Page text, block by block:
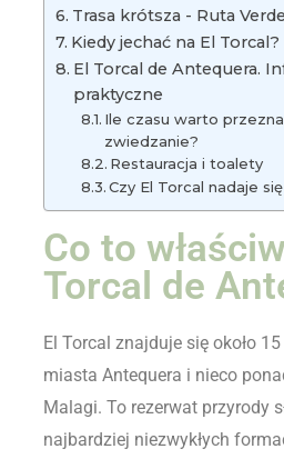
Trasa krótsza - Ruta Verde
Kiedy jechać na El Torcal?
El Torcal de Antequera.
praktyczne
Ile czasu warto
zwiedzanie?
Restauracja i toalety
Czy El Torcal nadaje
Co to
Torcal de
El Torcal znajduje się około
miasta Antequera i nieco
Malagi. To rezerwat przyrody
najbardziej niezwykłych